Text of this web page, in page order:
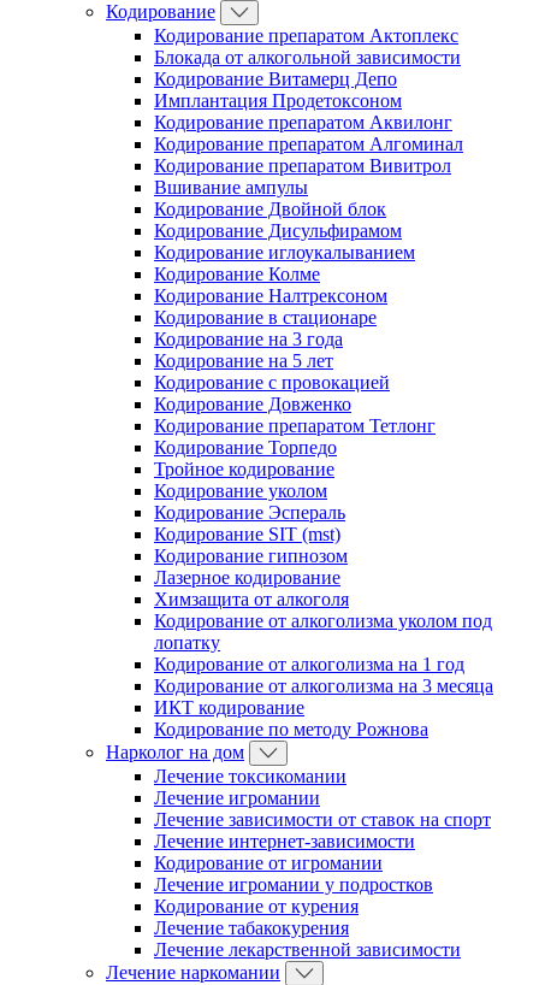
Кодирование
Кодирование препаратом Актоплекс
Блокада от алкогольной зависимости
Кодирование Витамерц Депо
Имплантация Продетоксоном
Кодирование препаратом Аквилонг
Кодирование препаратом Алгоминал
Кодирование препаратом Вивитрол
Вшивание ампулы
Кодирование Двойной блок
Кодирование Дисульфирамом
Кодирование иглоукалыванием
Кодирование Колме
Кодирование Налтрексоном
Кодирование в стационаре
Кодирование на 3 года
Кодирование на 5 лет
Кодирование с провокацией
Кодирование Довженко
Кодирование препаратом Тетлонг
Кодирование Торпедо
Тройное кодирование
Кодирование уколом
Кодирование Эспераль
Кодирование SIT (mst)
Кодирование гипнозом
Лазерное кодирование
Химзащита от алкоголя
Кодирование от алкоголизма уколом под
лопатку
Кодирование от алкоголизма на 1 год
Кодирование от алкоголизма на 3 месяца
ИКТ кодирование
Кодирование по методу Рожнова
Нарколог на дом
Лечение токсикомании
Лечение игромании
Лечение зависимости от ставок на спорт
Лечение интернет-зависимости
Кодирование от игромании
Лечение игромании у подростков
Кодирование от курения
Лечение табакокурения
Лечение лекарственной зависимости
Лечение наркомании